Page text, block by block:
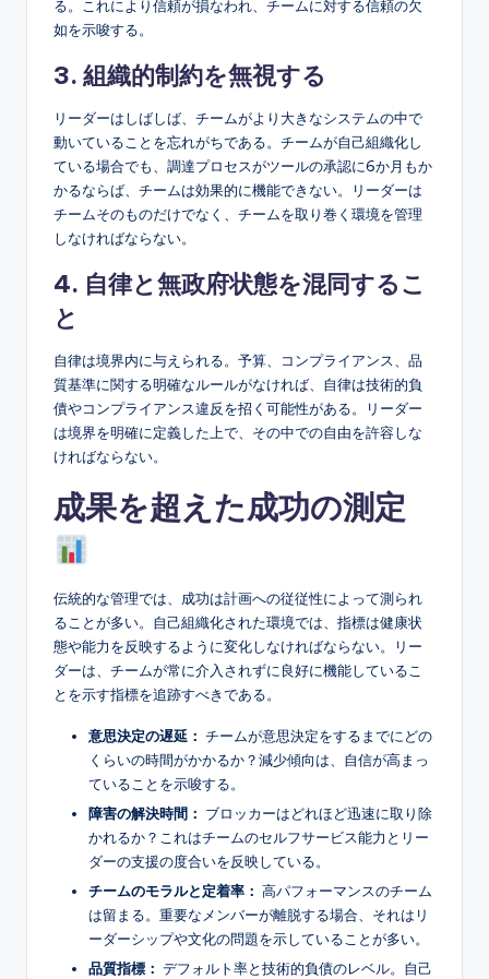
る。これにより信頼が損なわれ、チームに対する信頼の欠
如を示唆する。
3. 組織的制約を無視する
リーダーはしばしば、チームがより大きなシステムの中で
動いていることを忘れがちである。チームが自己組織化し
ている場合でも、調達プロセスがツールの承認に6か月もか
かるならば、チームは効果的に機能できない。リーダーは
チームそのものだけでなく、チームを取り巻く環境を管理
しなければならない。
4. 自律と無政府状態を混同するこ
と
自律は境界内に与えられる。予算、コンプライアンス、品
質基準に関する明確なルールがなければ、自律は技術的負
債やコンプライアンス違反を招く可能性がある。リーダー
は境界を明確に定義した上で、その中での自由を許容しな
ければならない。
成果を超えた成功の測定
伝統的な管理では、成功は計画への従従性によって測られ
ることが多い。自己組織化された環境では、指標は健康状
態や能力を反映するように変化しなければならない。リー
ダーは、チームが常に介入されずに良好に機能しているこ
とを示す指標を追跡すべきである。
意思決定の遅延： チームが意思決定をするまでにどの
くらいの時間がかかるか？減少傾向は、自信が高まっ
ていることを示唆する。
障害の解決時間： ブロッカーはどれほど迅速に取り除
かれるか？これはチームのセルフサービス能力とリー
ダーの支援の度合いを反映している。
チームのモラルと定着率： 高パフォーマンスのチーム
は留まる。重要なメンバーが離脱する場合、それはリ
ーダーシップや文化の問題を示していることが多い。
品質指標： デフォルト率と技術的負債のレベル。自己